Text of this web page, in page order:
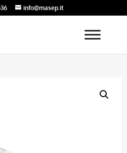
info@masep.it